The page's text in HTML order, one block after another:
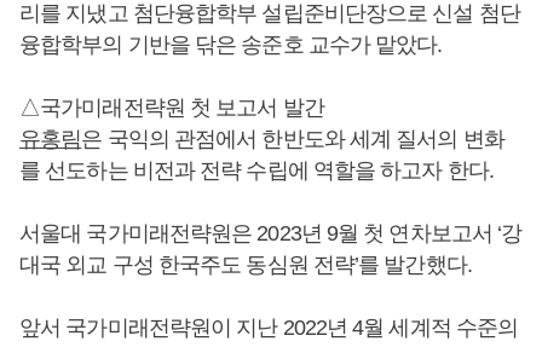
리를 지냈고 첨단융합학부 설립준비단장으로 신설 첨단
융합학부의 기반을 닦은 송준호 교수가 맡았다.
△국가미래전략원 첫 보고서 발간
유홍림은 국익의 관점에서 한반도와 세계 질서의 변화
를 선도하는 비전과 전략 수립에 역할을 하고자 한다.
서울대 국가미래전략원은 2023년 9월 첫 연차보고서 ‘강
대국 외교 구성 한국주도 동심원 전략’를 발간했다.
앞서 국가미래전략원이 지난 2022년 4월 세계적 수준의